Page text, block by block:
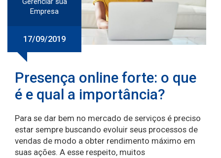
Empresa
17/09/2019
Presença online forte: o que
é e qual a importância?
Para se dar bem no mercado de serviços é preciso
estar sempre buscando evoluir seus processos de
vendas de modo a obter rendimento máximo em
suas ações. A esse respeito, muitos